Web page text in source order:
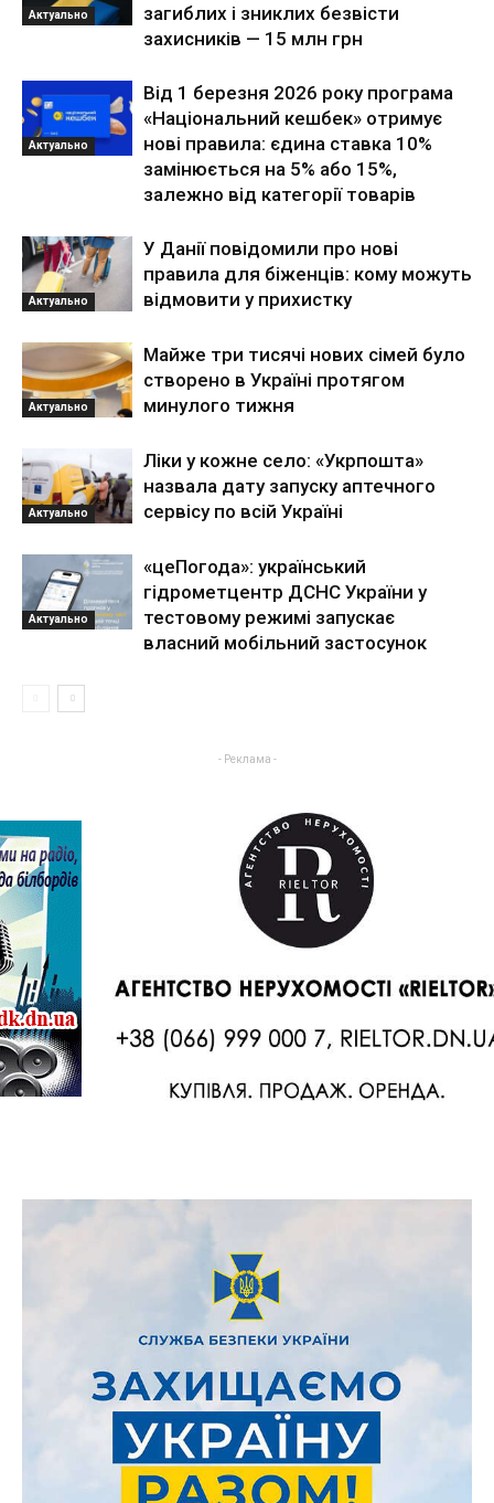
Актуально
загиблих і зниклих безвісти
захисників — 15 млн грн
Актуально
Від 1 березня 2026 року програма
«Національний кешбек» отримує
нові правила: єдина ставка 10%
замінюється на 5% або 15%,
залежно від категорії товарів
Актуально
У Данії повідомили про нові
правила для біженців: кому можуть
відмовити у прихистку
Актуально
Майже три тисячі нових сімей було
створено в Україні протягом
минулого тижня
Актуально
Ліки у кожне село: «Укрпошта»
назвала дату запуску аптечного
сервісу по всій Україні
Актуально
«цеПогода»: український
гідрометцентр ДСНС України у
тестовому режимі запускає
власний мобільний застосунок
- Реклама -